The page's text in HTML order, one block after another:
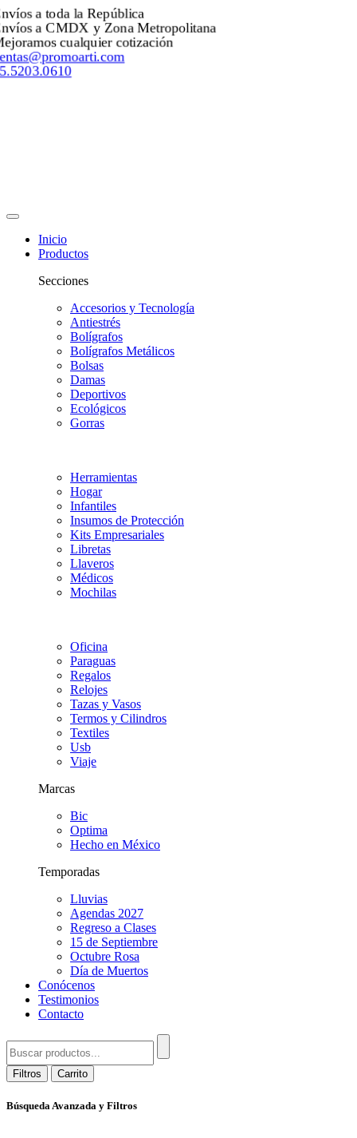
Envíos a toda la República
Envíos a CMDX y Zona Metropolitana
Mejoramos cualquier cotización
ventas@promoarti.com
55.5203.0610
Inicio
Productos
Secciones
Accesorios y Tecnología
Antiestrés
Bolígrafos
Bolígrafos Metálicos
Bolsas
Damas
Deportivos
Ecológicos
Gorras
Herramientas
Hogar
Infantiles
Insumos de Protección
Kits Empresariales
Libretas
Llaveros
Médicos
Mochilas
Oficina
Paraguas
Regalos
Relojes
Tazas y Vasos
Termos y Cilindros
Textiles
Usb
Viaje
Marcas
Bic
Optima
Hecho en México
Temporadas
Lluvias
Agendas 2027
Regreso a Clases
15 de Septiembre
Octubre Rosa
Día de Muertos
Conócenos
Testimonios
Contacto
Filtros Carrito
Búsqueda Avanzada y Filtros